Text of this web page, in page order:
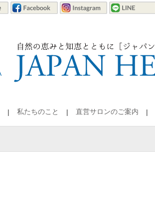
私たちのこと 直営サロンのご案内